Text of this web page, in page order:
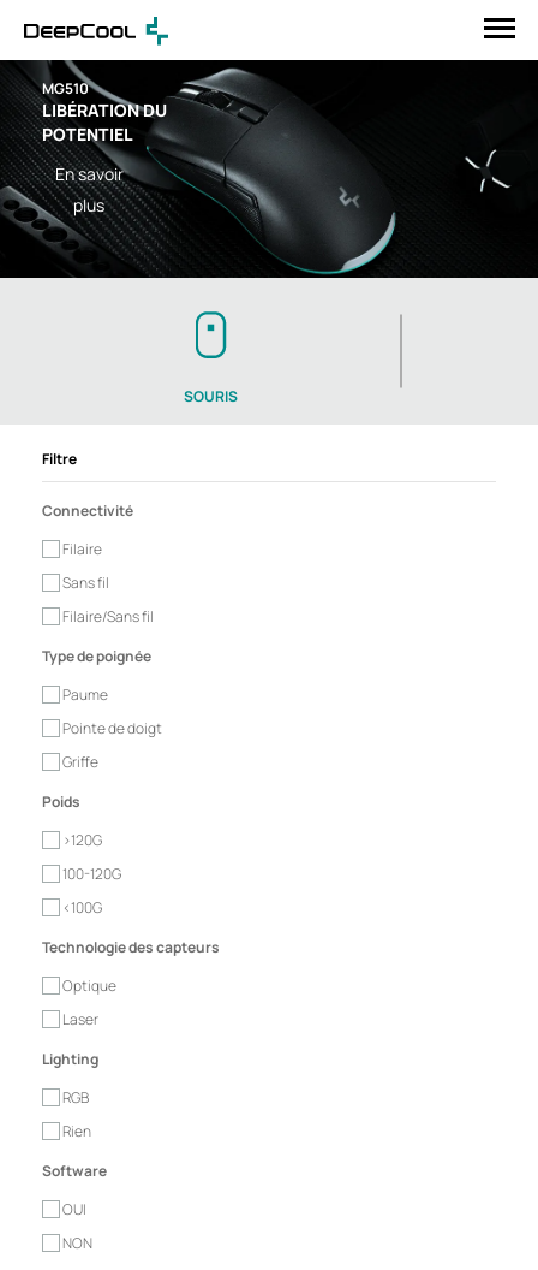
MG510
LIBÉRATION DU
POTENTIEL
En savoir
plus
SOURIS
Filtre
Connectivité
Filaire
Sans fil
Filaire/Sans fil
Type de poignée
Paume
Pointe de doigt
Griffe
Poids
>120G
100-120G
<100G
Technologie des capteurs
Optique
Laser
Lighting
RGB
Rien
Software
OUI
NON